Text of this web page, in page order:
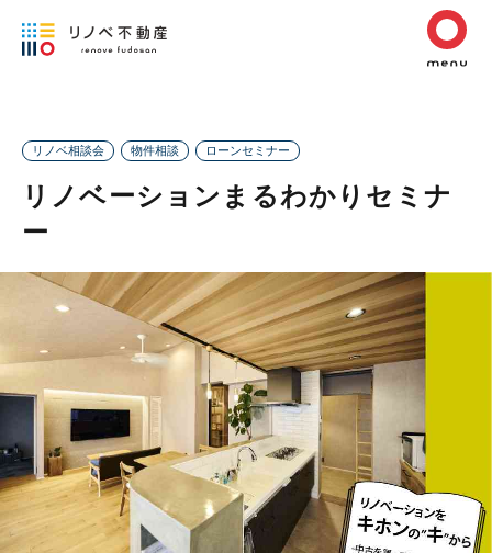
リノベ相談会 物件相談 ローンセミナー
リノベーションまるわかりセミナ
ー